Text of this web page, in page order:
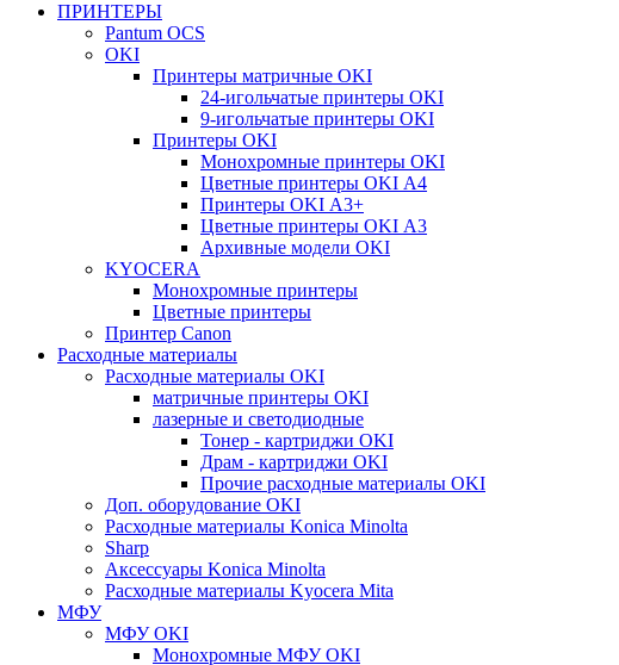
ПРИНТЕРЫ
Pantum OCS
OKI
Принтеры матричные OKI
24-игольчатые принтеры OKI
9-игольчатые принтеры OKI
Принтеры OKI
Монохромные принтеры OKI
Цветные принтеры OKI А4
Принтеры OKI А3+
Цветные принтеры OKI А3
Архивные модели OKI
KYOCERA
Монохромные принтеры
Цветные принтеры
Принтер Canon
Расходные материалы
Расходные материалы OKI
матричные принтеры OKI
лазерные и светодиодные
Тонер - картриджи OKI
Драм - картриджи OKI
Прочие расходные материалы OKI
Доп. оборудование OKI
Расходные материалы Konica Minolta
Sharp
Аксессуары Konica Minolta
Расходные материалы Kyocera Mita
МФУ
МФУ OKI
Монохромные МФУ OKI